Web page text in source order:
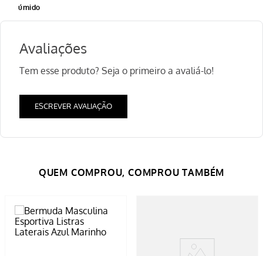
úmido
Avaliações
Tem esse produto? Seja o primeiro a avaliá-lo!
ESCREVER AVALIAÇÃO